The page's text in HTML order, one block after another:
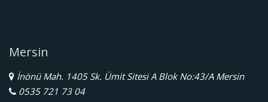
Mersin
İnönü Mah. 1405 Sk. Ümit Sitesi A Blok No:43/A Mersin
0535 721 73 04